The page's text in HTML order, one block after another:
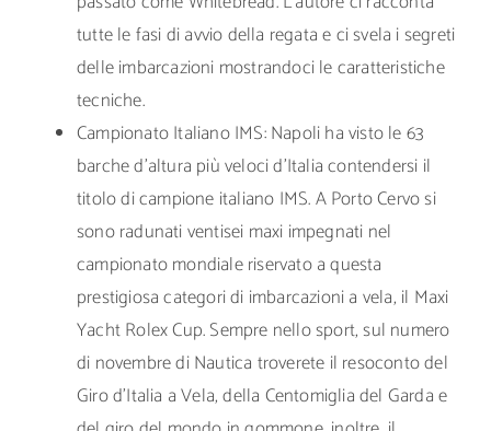
tutte le fasi di avvio della regata e ci svela i segreti
delle imbarcazioni mostrandoci le caratteristiche
tecniche.
Campionato Italiano IMS: Napoli ha visto le 63
barche d’altura più veloci d’Italia contendersi il
titolo di campione italiano IMS. A Porto Cervo si
sono radunati ventisei maxi impegnati nel
campionato mondiale riservato a questa
prestigiosa categori di imbarcazioni a vela, il Maxi
Yacht Rolex Cup. Sempre nello sport, sul numero
di novembre di Nautica troverete il resoconto del
Giro d’Italia a Vela, della Centomiglia del Garda e